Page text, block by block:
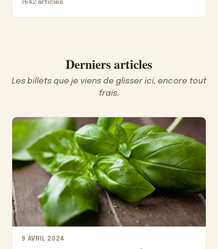
1642 articles
Derniers articles
Les billets que je viens de glisser ici, encore tout
frais.
9 AVRIL 2024